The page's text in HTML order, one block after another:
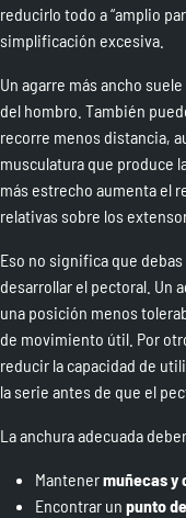
reducirlo todo a “amplio
simplificación excesiva.
Un agarre más ancho
del hombro. También
recorre menos distancia,
musculatura que produce
más estrecho aumenta el
relativas sobre los
Eso no significa que
desarrollar el pectoral. Un
una posición menos
de movimiento útil. Por
reducir la capacidad de
la serie antes de que el
La anchura adecuada
Mantenermuñecas y
Encontrar un punto